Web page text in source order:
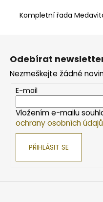
Kompletní řada
Z
Odebírat
Nezmeškejte žádné
E-mail
Vložením e-mailu
ochrany osobních údajů
PŘIHLÁSIT SE